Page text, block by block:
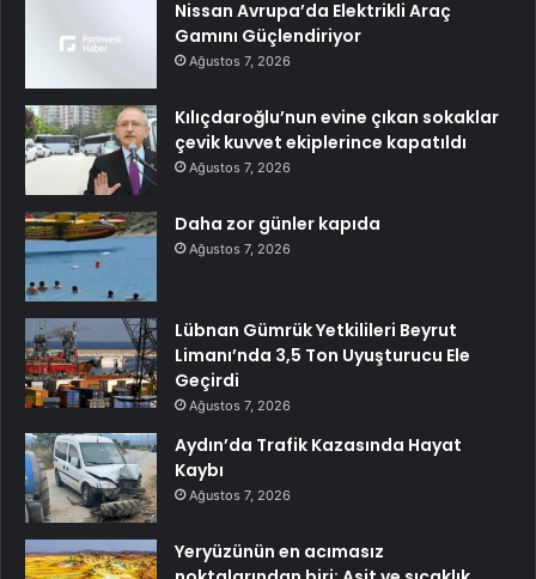
Nissan Avrupa’da Elektrikli Araç
Gamını Güçlendiriyor
Ağustos 7, 2026
Kılıçdaroğlu’nun evine çıkan sokaklar
çevik kuvvet ekiplerince kapatıldı
Ağustos 7, 2026
Daha zor günler kapıda
Ağustos 7, 2026
Lübnan Gümrük Yetkilileri Beyrut
Limanı’nda 3,5 Ton Uyuşturucu Ele
Geçirdi
Ağustos 7, 2026
Aydın’da Trafik Kazasında Hayat
Kaybı
Ağustos 7, 2026
Yeryüzünün en acımasız